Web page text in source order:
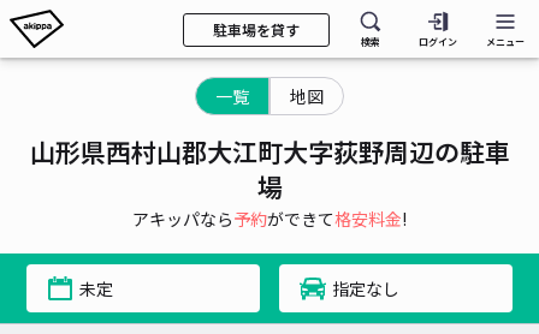
駐車場を貸す
検索 ログイン メニュー
一覧 地図
山形県西村山郡大江町大字荻野周辺の駐車
場
アキッパなら予約ができて格安料金!
未定 指定なし